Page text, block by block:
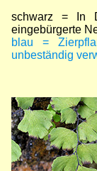
schwarz = In
eingebürgerte
blau =
unbeständig
Bild